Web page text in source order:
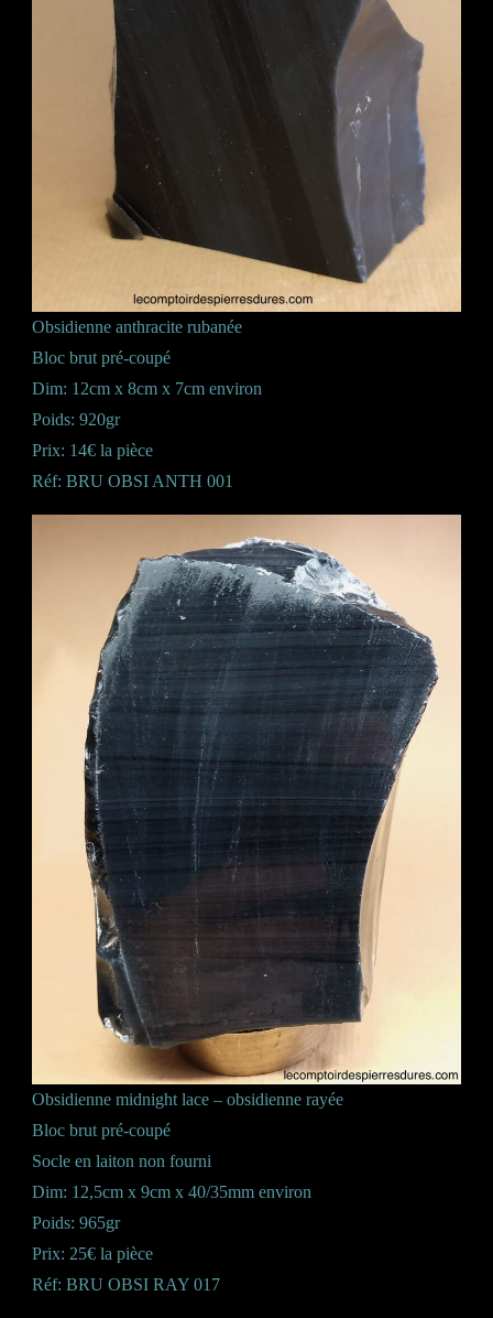
Obsidienne anthracite rubanée
Bloc brut pré-coupé
Dim: 12cm x 8cm x 7cm environ
Poids: 920gr
Prix: 14€ la pièce
Réf: BRU OBSI ANTH 001
Obsidienne midnight lace – obsidienne rayée
Bloc brut pré-coupé
Socle en laiton non fourni
Dim: 12,5cm x 9cm x 40/35mm environ
Poids: 965gr
Prix: 25€ la pièce
Réf: BRU OBSI RAY 017